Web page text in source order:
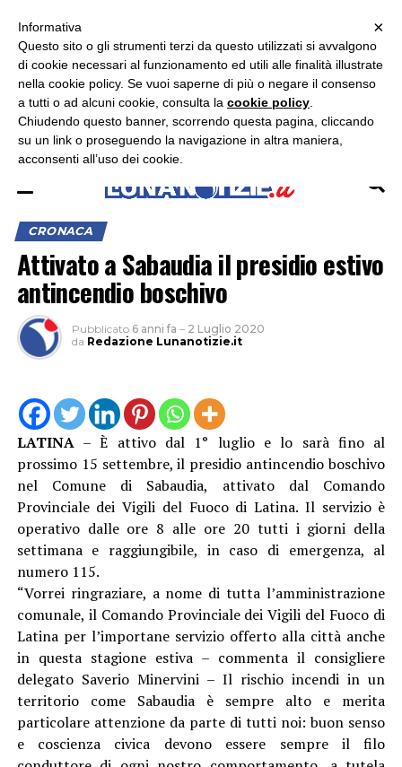
ASCOLTA RADIO LUNA
CRONACA
Attivato a Sabaudia il presidio estivo
antincendio boschivo
Pubblicato 6 anni fa – 2 Luglio 2020
da Redazione Lunanotizie.it
LATINA– È attivo dal 1° luglio e lo sarà fino al
prossimo 15 settembre, il presidio antincendio boschivo
nel Comune di Sabaudia, attivato dal Comando
Provinciale dei Vigili del Fuoco di Latina. Il servizio è
operativo dalle ore 8 alle ore 20 tutti i giorni della
settimana e raggiungibile, in caso di emergenza, al
numero 115.
“Vorrei ringraziare, a nome di tutta l’amministrazione
comunale, il Comando Provinciale dei Vigili del Fuoco di
Latina per l’importane servizio offerto alla città anche
in questa stagione estiva – commenta il consigliere
delegato Saverio Minervini – Il rischio incendi in un
territorio come Sabaudia è sempre alto e merita
particolare attenzione da parte di tutti noi: buon senso
e coscienza civica devono essere sempre il filo
×
×
Informativa
Questo sito o gli strumenti terzi da questo utilizzati si avvalgono
di cookie necessari al funzionamento ed utili alle finalità illustrate
nella cookie policy. Se vuoi saperne di più o negare il consenso
a tutti o ad alcuni cookie, consulta la cookie policy
Chiudendo questo banner, scorrendo questa pagina, cliccando
su un link o proseguendo la navigazione in altra maniera,
acconsenti all’uso dei cookie.